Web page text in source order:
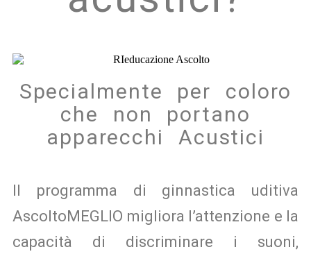
Specialmente per coloro
che non portano
apparecchi Acustici
Il programma di ginnastica uditiva
AscoltoMEGLIO migliora l’attenzione e la
capacità di discriminare i suoni,